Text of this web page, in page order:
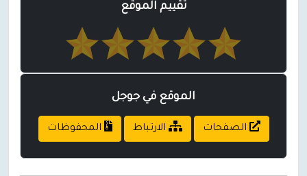
تقييم الموقع
الموقع في جوجل
الصفحات الارتباط المحفوظات